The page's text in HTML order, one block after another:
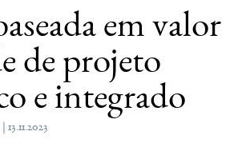
em valor
de projeto
e integrado